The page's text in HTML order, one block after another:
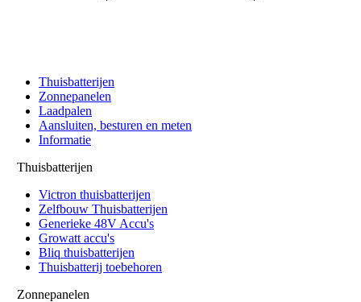
Thuisbatterijen
Zonnepanelen
Laadpalen
Aansluiten, besturen en meten
Informatie
Thuisbatterijen
Victron thuisbatterijen
Zelfbouw Thuisbatterijen
Generieke 48V Accu's
Growatt accu's
Bliq thuisbatterijen
Thuisbatterij toebehoren
Zonnepanelen